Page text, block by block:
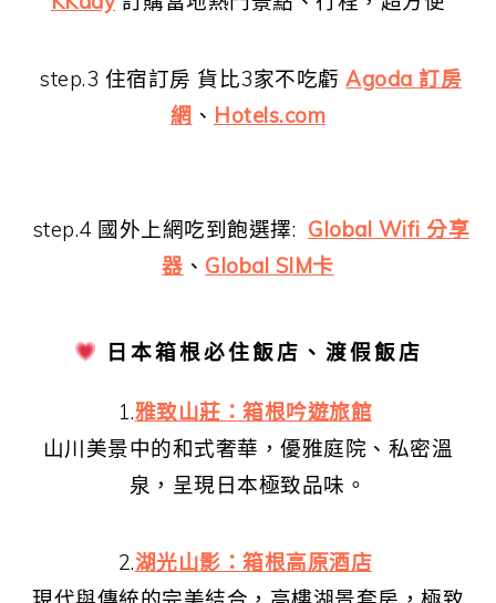
step.3 住宿訂房 貨比3家不吃虧Agoda 訂房
網 、 Hotels.com
step.4 國外上網吃到飽選擇: Global Wifi 分享
器 、 Global SIM卡
日本箱根必住飯店、渡假飯店
1.雅致山莊：箱根吟遊旅館
山川美景中的和式奢華，優雅庭院、私密溫
泉，呈現日本極致品味。
2.湖光山影：箱根高原酒店